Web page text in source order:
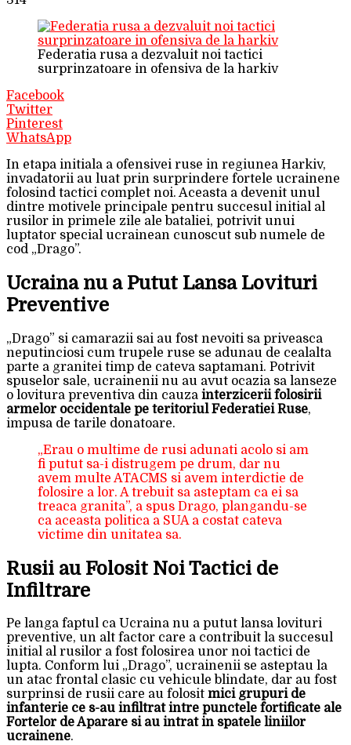
Federatia rusa a dezvaluit noi tactici
surprinzatoare in ofensiva de la harkiv
Facebook
Twitter
Pinterest
WhatsApp
In etapa initiala a ofensivei ruse in regiunea Harkiv,
invadatorii au luat prin surprindere fortele ucrainene
folosind tactici complet noi. Aceasta a devenit unul
dintre motivele principale pentru succesul initial al
rusilor in primele zile ale bataliei, potrivit unui
luptator special ucrainean cunoscut sub numele de
cod „Drago”.
Ucraina nu a Putut Lansa Lovituri
Preventive
„Drago” si camarazii sai au fost nevoiti sa priveasca
neputinciosi cum trupele ruse se adunau de cealalta
parte a granitei timp de cateva saptamani. Potrivit
spuselor sale, ucrainenii nu au avut ocazia sa lanseze
o lovitura preventiva din cauza interzicerii folosirii
armelor occidentale pe teritoriul Federatiei Ruse,
impusa de tarile donatoare.
„Erau o multime de rusi adunati acolo si am
fi putut sa-i distrugem pe drum, dar nu
avem multe ATACMS si avem interdictie de
folosire a lor. A trebuit sa asteptam ca ei sa
treaca granita”, a spus Drago, plangandu-se
ca aceasta politica a SUA a costat cateva
victime din unitatea sa.
Rusii au Folosit Noi Tactici de
Infiltrare
Pe langa faptul ca Ucraina nu a putut lansa lovituri
preventive, un alt factor care a contribuit la succesul
initial al rusilor a fost folosirea unor noi tactici de
lupta. Conform lui „Drago”, ucrainenii se asteptau la
un atac frontal clasic cu vehicule blindate, dar au fost
surprinsi de rusii care au folosit mici grupuri de
infanterie ce s-au infiltrat intre punctele fortificate ale
Fortelor de Aparare si au intrat in spatele liniilor
ucrainene.